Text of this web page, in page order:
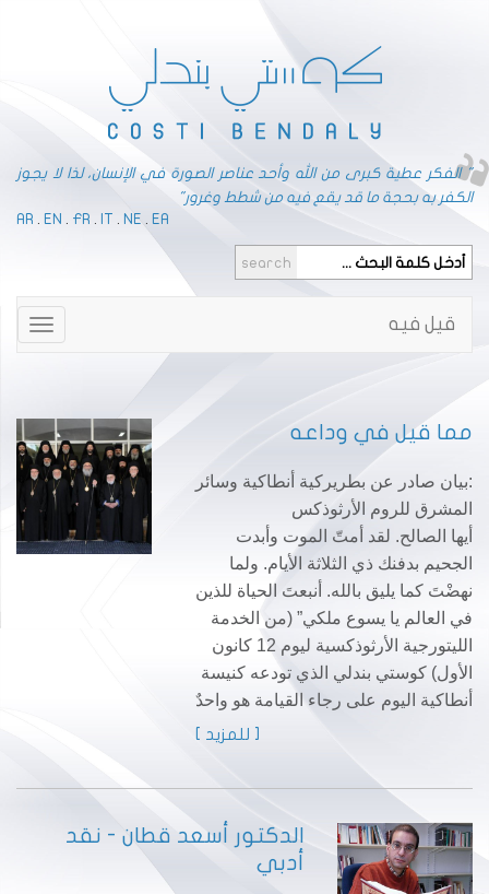
" الفكر عطية كبرى من الله وأحد عناصر الصورة في الإنسان، لذا لا يجوز
الكفر به بحجة ما قد يقع فيه من شطط وغرور"
AR . EN . FR . IT . NE . EA
قيل فيه
مما قيل في وداعه
:بيان صادر عن بطريركية أنطاكية وسائر
المشرق للروم الأرثوذكس
أيها الصالح. لقد أمتّ الموت وأبدت
الجحيم بدفنك ذي الثلاثة الأيام. ولما
نهضْتَ كما يليق بالله. أنبعتَ الحياة للذين
في العالم يا يسوع ملكي” (من الخدمة
الليتورجية الأرثوذكسية ليوم 12 كانون
الأول) كوستي بندلي الذي تودعه كنيسة
أنطاكية اليوم على رجاء القيامة هو واحدٌ
[ للمزيد ]
الدكتور أسعد قطان - نقد
أدبي